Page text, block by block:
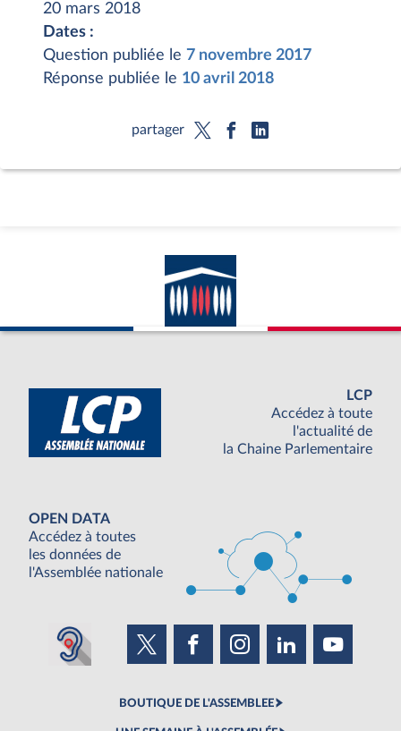
20 mars 2018
Dates :
Question publiée le 7 novembre 2017
Réponse publiée le 10 avril 2018
partager
LCP
Accédez à toute
l'actualité de
la Chaine Parlementaire
OPEN DATA
Accédez à toutes
les données de
l'Assemblée nationale
BOUTIQUE DE L'ASSEMBLEE